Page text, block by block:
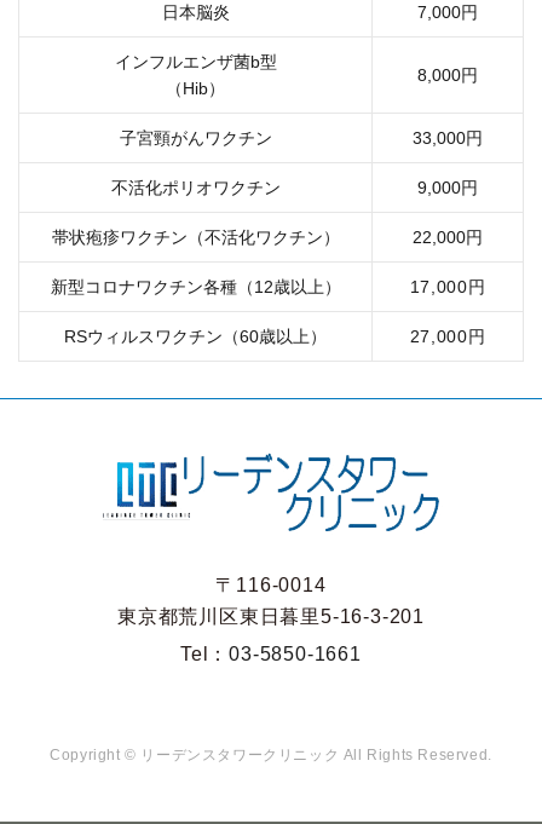
日本脳炎 7,000円
インフルエンザ菌b型
（Hib）
8,000円
子宮頸がんワクチン 33,000円
不活化ポリオワクチン 9,000円
帯状疱疹ワクチン（不活化ワクチン） 22,000円
新型コロナワクチン各種（12歳以上） 17,000円
RSウィルスワクチン（60歳以上） 27,000円
〒116-0014
東京都荒川区東日暮里5-16-3-201
Tel：03-5850-1661
Copyright © リーデンスタワークリニック All Rights Reserved.